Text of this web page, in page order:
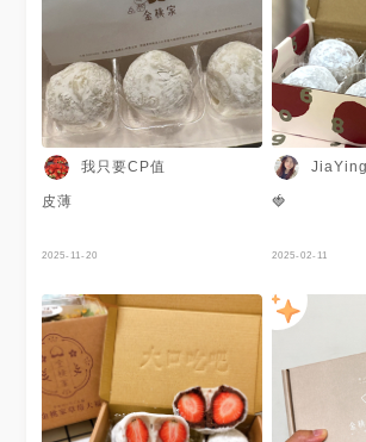
我只要CP值
皮薄
2025-11-20
🍓
2025-02-11